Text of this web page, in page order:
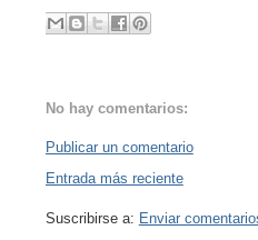
No hay comentarios:
Publicar un comentario
Entrada más reciente
Suscribirse a: Enviar